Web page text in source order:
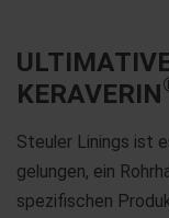
KERAVERIN
Steuler Linings ist
gelungen, ein
spezifischen